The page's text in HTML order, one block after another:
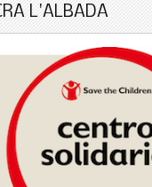
L'ALBADA